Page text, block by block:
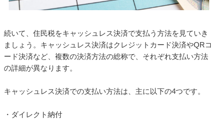
続いて、住民税をキャッシュレス決済で支払う方法を見ていき
ましょう。キャッシュレス決済はクレジットカード決済やQRコ
ード決済など、複数の決済方法の総称で、それぞれ支払い方法
の詳細が異なります。
キャッシュレス決済での支払い方法は、主に以下の4つです。
・ダイレクト納付